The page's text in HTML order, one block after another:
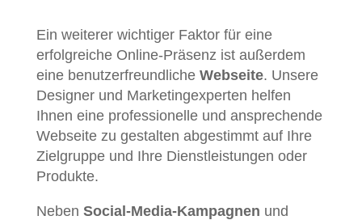
Ein weiterer wichtiger Faktor für eine
erfolgreiche Online-Präsenz ist außerdem
eine benutzerfreundliche Webseite. Unsere
Designer und Marketingexperten helfen
Ihnen eine professionelle und ansprechende
Webseite zu gestalten abgestimmt auf Ihre
Zielgruppe und Ihre Dienstleistungen oder
Produkte.
Neben Social-Media-Kampagnen und